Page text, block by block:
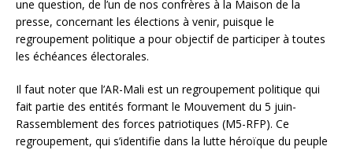
une question, de l’un de nos confrères à la Maison de la
presse, concernant les élections à venir, puisque le
regroupement politique a pour objectif de participer à toutes
les échéances électorales.
Il faut noter que l’AR-Mali est un regroupement politique qui
fait partie des entités formant le Mouvement du 5 juin-
Rassemblement des forces patriotiques (M5-RFP). Ce
regroupement, qui s’identifie dans la lutte héroïque du peuple